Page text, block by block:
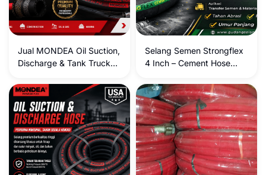
Jual MONDEA Oil Suction,
Discharge & Tank Truck
sebagai Solusi Andal
untuk Kebutuhan Transfer
Oli Industri
Selang Semen Strongflex
4 Inch – Cement Hose
Industri